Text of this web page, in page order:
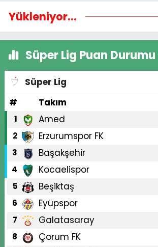
Yükleniyor...
Süper Lig Puan Durumu
Süper Lig
#
Takım
1 Amed
2 Erzurumspor FK
3 Başakşehir
4 Kocaelispor
5 Beşiktaş
6 Eyüpspor
7 Galatasaray
8 Çorum FK